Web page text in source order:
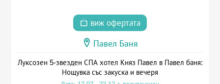
виж офертата
Павел Баня
Луксозен 5-звезден СПА хотел Княз Павел в Павел баня:
Нощувка със закуска и вечеря